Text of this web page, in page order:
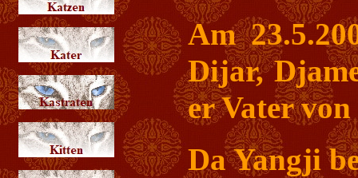
Am
Dijar,
er Vater
Da Yangji